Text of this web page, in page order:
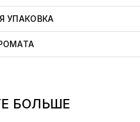
УПАКОВКА
БОЛЬШЕ